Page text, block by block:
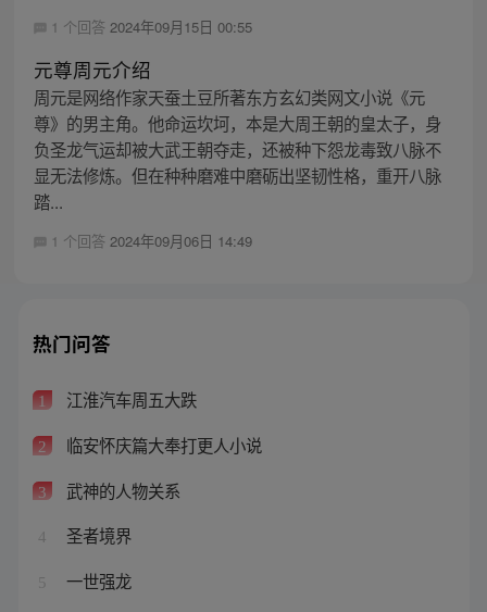
1 个回答 2024年09月15日 00:55
元尊周元介绍
周元是网络作家天蚕土豆所著东方玄幻类网文小说《元
尊》的男主角。他命运坎坷，本是大周王朝的皇太子，身
负圣龙气运却被大武王朝夺走，还被种下怨龙毒致八脉不
显无法修炼。但在种种磨难中磨砺出坚韧性格，重开八脉
踏...
1 个回答 2024年09月06日 14:49
热门问答
1 江淮汽车周五大跌
2 临安怀庆篇大奉打更人小说
3 武神的人物关系
4 圣者境界
5 一世强龙